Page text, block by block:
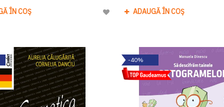
ÎN COȘ
Adaugă
Dorinte
ADAUGĂ ÎN COȘ
-40%